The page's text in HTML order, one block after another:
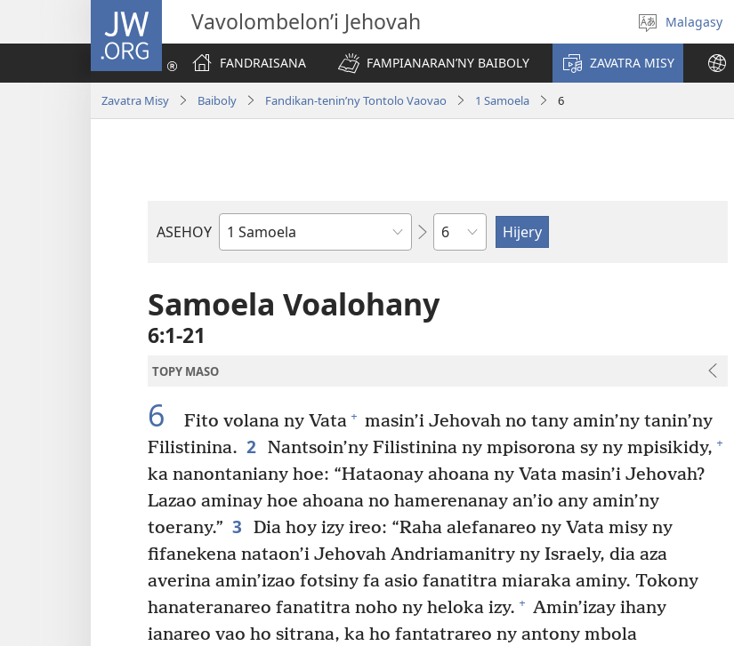
JW.ORG Vavolombelon’i Jehovah
Hifidy
fiteny
Malagasy
FANDRAISANA
FAMPIANARAN’NY BAIBOLY ZAVATRA MISY
Zavatra Misy Baiboly Fandikan-tenin’ny Tontolo Vaovao 1 Samoela 6
ASEHOY
Boky
Amin’ny
Baiboly
Toko
Samoela Voalohany
6:1-21
TOPY MASO
6 Fito volana ny Vata + masin’i Jehovah no tany amin’ny tanin’ny
Filistinina. 2 Nantsoin’ny Filistinina ny mpisorona sy ny mpisikidy, +
ka nanontaniany hoe: “Hataonay ahoana ny Vata masin’i Jehovah?
Lazao aminay hoe ahoana no hamerenanay an’io any amin’ny
toerany.” 3
Dia hoy izy ireo: “Raha alefanareo ny Vata misy ny
fifanekena nataon’i Jehovah Andriamanitry ny Israely, dia aza
averina amin’izao fotsiny fa asio fanatitra miaraka aminy. Tokony
hanateranareo fanatitra noho ny heloka izy. + Amin’izay ihany
ianareo vao ho sitrana, ka ho fantatrareo ny antony mbola